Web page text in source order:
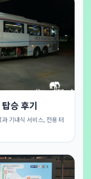
승 후기
기내식 서비스, 전용 터